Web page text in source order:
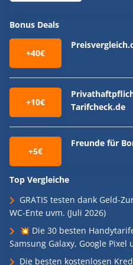
Bonus Deals
+40€
+10€
Tarifcheck.de
+5€
Freunde für
Top Vergleiche
GRATIS testen dank Geld-
WC-Ente uvm. (Juli 2026)
💥 Die 30 besten
Samsung Galaxy, Google Pixel
Die besten kostenlosen